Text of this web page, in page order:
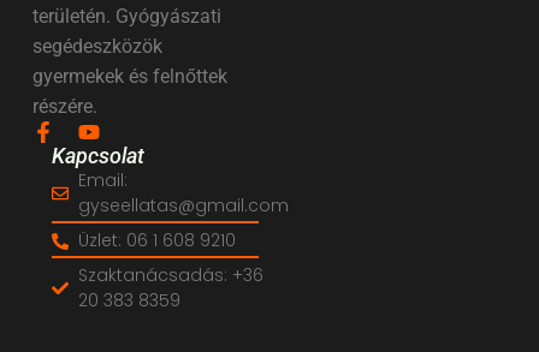
területén. Gyógyászati
segédeszközök
gyermekek és felnőttek
részére.
Kapcsolat
Email:
gyseellatas@gmail.com
Üzlet: 06 1 608 9210
Szaktanácsadás: +36
20 383 8359